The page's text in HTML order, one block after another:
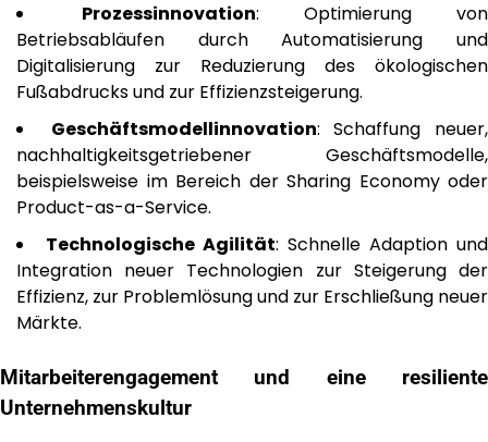
Prozessinnovation: Optimierung von
Betriebsabläufen durch Automatisierung und
Digitalisierung zur Reduzierung des ökologischen
Fußabdrucks und zur Effizienzsteigerung.
Geschäftsmodellinnovation: Schaffung neuer,
nachhaltigkeitsgetriebener Geschäftsmodelle,
beispielsweise im Bereich der Sharing Economy oder
Product-as-a-Service.
Technologische Agilität: Schnelle Adaption und
Integration neuer Technologien zur Steigerung der
Effizienz, zur Problemlösung und zur Erschließung neuer
Märkte.
Mitarbeiterengagement und eine resiliente
Unternehmenskultur